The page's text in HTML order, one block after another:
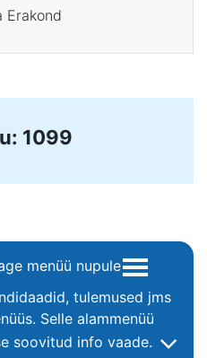
Erakond
1099
menüü nupule
tulemused jms
Selle alammenüü
soovitud info vaade.